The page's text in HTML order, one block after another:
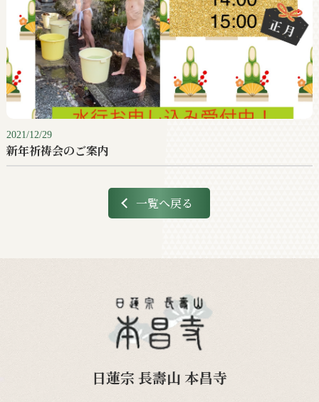
2021/12/29
新年祈祷会のご案内
一覧へ戻る
日蓮宗 長壽山 本昌寺